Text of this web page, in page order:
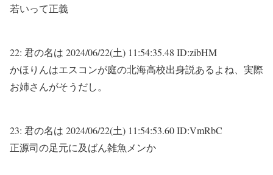
若いって正義
22: 君の名は 2024/06/22(土) 11:54:35.48 ID:zibHM
かほりんはエスコンが庭の北海高校出身説あるよね、実際
お姉さんがそうだし。
23: 君の名は 2024/06/22(土) 11:54:53.60 ID:VmRbC
正源司の足元に及ばん雑魚メンか